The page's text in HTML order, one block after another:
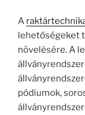
A
lehetőségeket
növelésére. A
pódiumok,